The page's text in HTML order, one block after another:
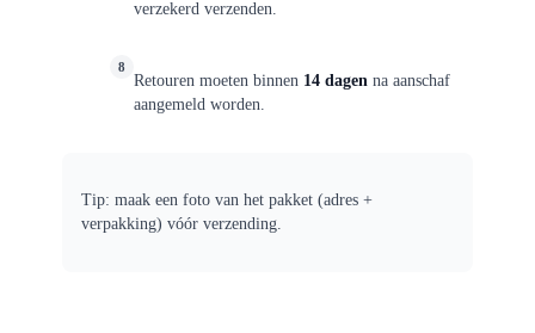
verzekerd verzenden.
8
Retouren moeten binnen 14 dagen na aanschaf
aangemeld worden.
Tip: maak een foto van het pakket (adres +
verpakking) vóór verzending.